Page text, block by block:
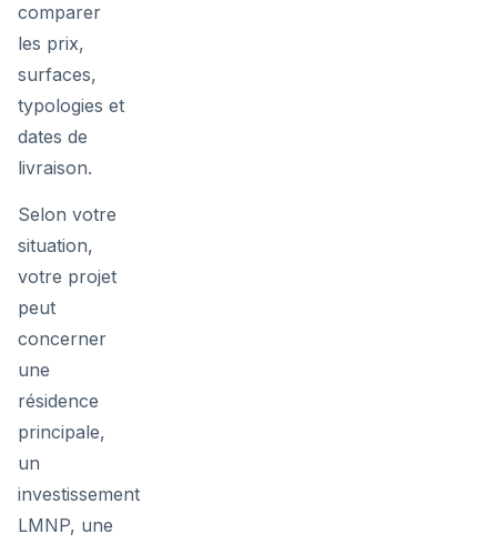
comparer
les prix,
surfaces,
typologies et
dates de
livraison.
Selon votre
situation,
votre projet
peut
concerner
une
résidence
principale,
un
investissement
LMNP, une